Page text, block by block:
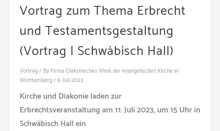
Vortrag zum Thema Erbrecht
und Testamentsgestaltung
(Vortrag | Schwäbisch Hall)
Vortrag/ By Firma Diakonisches Werk der evangelischen Kirche in
Württemberg/6. Juli 2023
Kirche und Diakonie laden zur
Erbrechtsveranstaltung am 11. Juli 2023, um 15 Uhr in
Schwäbisch Hall ein